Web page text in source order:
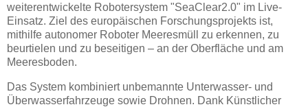
weiterentwickelte Robotersystem "SeaClear2.0" im Live-
Einsatz. Ziel des europäischen Forschungsprojekts ist,
mithilfe autonomer Roboter Meeresmüll zu erkennen, zu
beurtielen und zu beseitigen – an der Oberfläche und am
Meeresboden.
Das System kombiniert unbemannte Unterwasser- und
Überwasserfahrzeuge sowie Drohnen. Dank Künstlicher